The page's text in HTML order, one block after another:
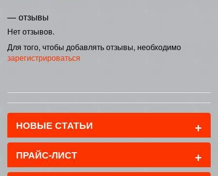
— отзывы
Нет отзывов.
Для того, чтобы добавлять отзывы, необходимо
зарегистрироваться
НОВЫЕ СТАТЬИ +
ПРАЙС-ЛИСТ +